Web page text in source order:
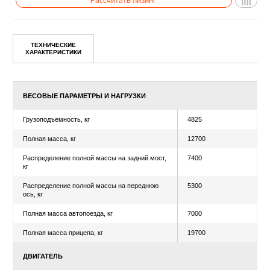
Рассчитать лизинг
ТЕХНИЧЕСКИЕ
ХАРАКТЕРИСТИКИ
ВЕСОВЫЕ ПАРАМЕТРЫ И НАГРУЗКИ